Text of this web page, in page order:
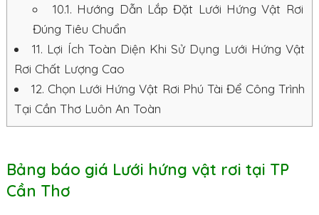
10.1. Hướng Dẫn Lắp Đặt Lưới Hứng Vật Rơi
Đúng Tiêu Chuẩn
11. Lợi Ích Toàn Diện Khi Sử Dụng Lưới Hứng Vật
Rơi Chất Lượng Cao
12. Chọn Lưới Hứng Vật Rơi Phú Tài Để Công Trình
Tại Cần Thơ Luôn An Toàn
Bảng báo giá Lưới hứng vật rơi tại TP
Cần Thơ